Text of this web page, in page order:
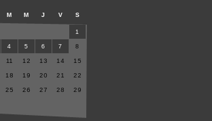
M M J V S
1
4 5 6 7 8
11 12 13 14 15
18 19 20 21 22
25 26 27 28 29